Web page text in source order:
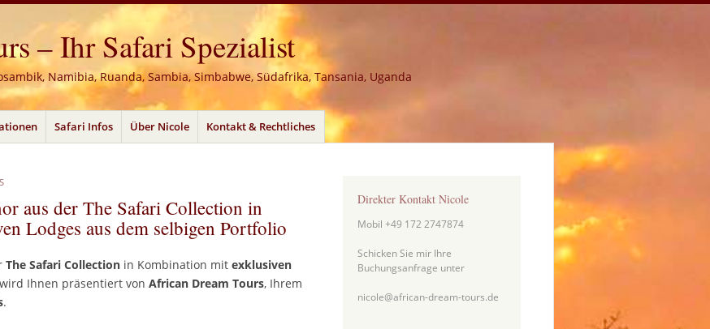
– Ihr Safari Spezialist
Namibia, Ruanda, Sambia, Simbabwe, Südafrika, Tansania, Uganda
Safari Infos Über Nicole Kontakt & Rechtliches
aus der The Safari Collection in
Lodges aus dem selbigen Portfolio
The Safari Collection in Kombination mit exklusiven
Ihnen präsentiert von African Dream Tours, Ihrem
.
Direkter Kontakt Nicole
Mobil +49 172 2747874
Schicken Sie mir Ihre
Buchungsanfrage unter
nicole@african-dream-tours.de